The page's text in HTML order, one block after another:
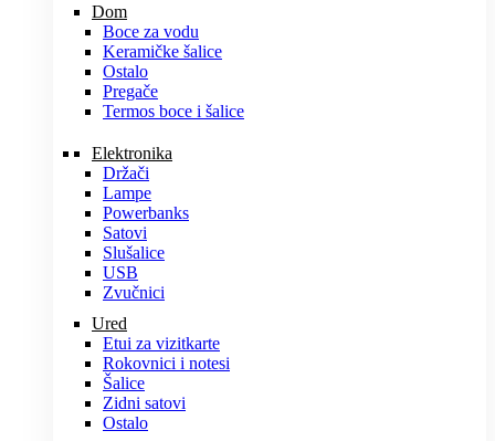
Dom
Boce za vodu
Keramičke šalice
Ostalo
Pregače
Termos boce i šalice
Elektronika
Držači
Lampe
Powerbanks
Satovi
Slušalice
USB
Zvučnici
Ured
Etui za vizitkarte
Rokovnici i notesi
Šalice
Zidni satovi
Ostalo